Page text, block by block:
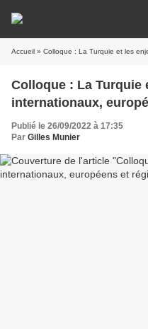
Accueil » Colloque : La Turquie et les
Colloque : La Turquie
internationaux,
Publié le 26/09/2022 à 17:35
Par Gilles Munier